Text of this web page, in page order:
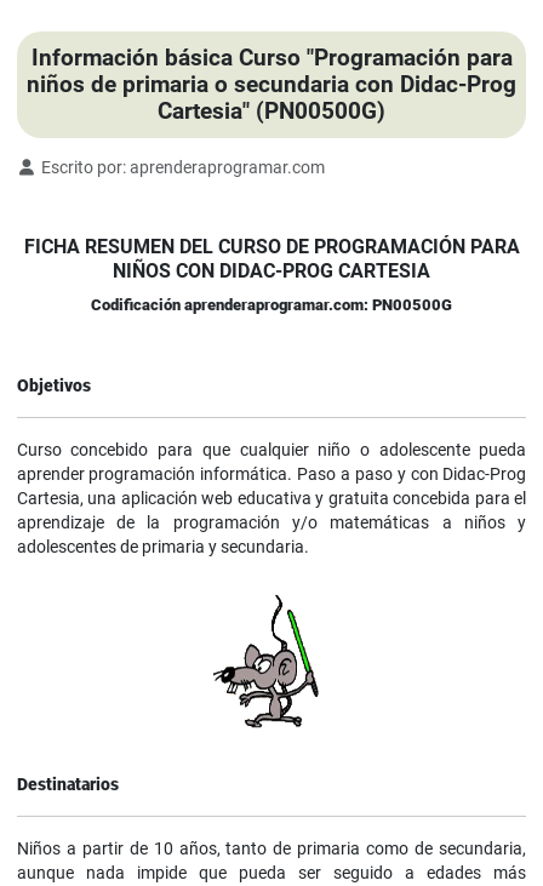
Información básica Curso "Programación para
niños de primaria o secundaria con Didac-Prog
Cartesia" (PN00500G)
Detalles
Escrito por:aprenderaprogramar.com
FICHA RESUMEN DEL CURSO DE PROGRAMACIÓN PARA
NIÑOS CON DIDAC-PROG CARTESIA
Codificación aprenderaprogramar.com: PN00500G
Objetivos
Curso concebido para que cualquier niño o adolescente pueda
aprender programación informática. Paso a paso y con Didac-Prog
Cartesia, una aplicación web educativa y gratuita concebida para el
aprendizaje de la programación y/o matemáticas a niños y
adolescentes de primaria y secundaria.
Destinatarios
Niños a partir de 10 años, tanto de primaria como de secundaria,
aunque nada impide que pueda ser seguido a edades más